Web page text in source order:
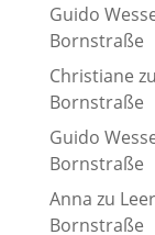
Guido
Bornstraße
Christiane zu
Bornstraße
Guido
Bornstraße
Anna zu
Bornstraße